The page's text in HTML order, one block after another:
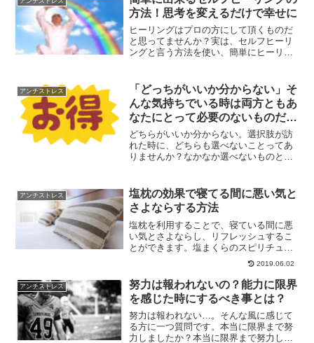
方法！思考を変えるだけで幸せに
ヒーリングはプロの方にして頂くものだ
と思ってませんか？実は、セルフヒーリ
ングと言う方法を使い、簡単にヒーリン
単に今すぐできるセルフヒーリングの方
法です。
アンチストレス
「どっちがいいか分からない」そ
んな気持ちでいる時は両方ともあ
なたにとって必要のないものだと
いうこと
どちらがいいか分からない。選択肢が訪
れた時に、どちらも選べないことってあ
りませんか？なかなか選べないものとい
ちらも選べない時にどうしたらいいのか
について、解説していきます。
アンチストレス
塩枕の効果で寝てる間に悪い気と
さよならする方法
塩枕を利用することで、寝ている間に悪
い気とさよならし、リフレッシュするこ
とができます。塩まくらのスピリチュア
ル的な効果について、また効果を最大限
に活かす方法についてご紹介していきま
す。
2019.06.02
アンチストレス
努力は報われないの？能力に限界
を感じた時にするべき事とは？
努力は報われない…。そんな風に感じて
る方に一つ質問です。本当に限界まで努
力しましたか？本当に限界まで努力した